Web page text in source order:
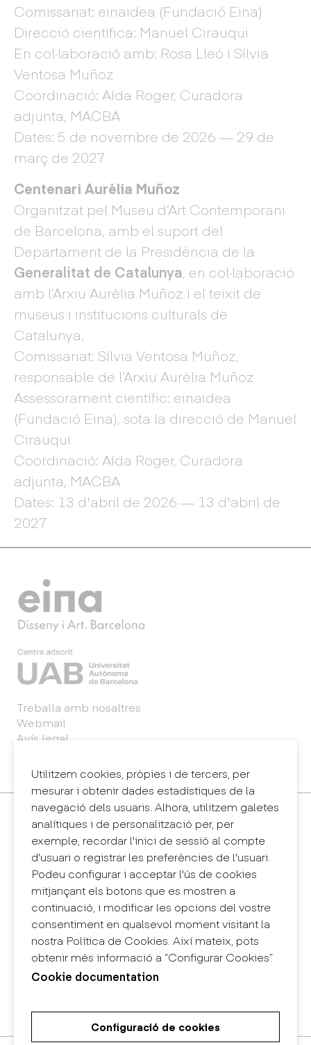
Comissariat: einaidea (Fundació Eina)
Direcció científica: Manuel Cirauqui
En col·laboració amb: Rosa Lleó i Sílvia
Ventosa Muñoz
Coordinació: Aída Roger, Curadora
adjunta, MACBA
Dates: 5 de novembre de 2026 — 29 de
març de 2027
Centenari Aurèlia Muñoz
Organitzat pel Museu d’Art Contemporani
de Barcelona, amb el suport del
Departament de la Presidència de la
Generalitat de Catalunya, en col·laboració
amb l’Arxiu Aurèlia Muñoz i el teixit de
museus i institucions culturals de
Catalunya.
Comissariat: Sílvia Ventosa Muñoz,
responsable de l’Arxiu Aurèlia Muñoz
Assessorament científic: einaidea
(Fundació Eina), sota la direcció de Manuel
Cirauqui
Coordinació: Aída Roger, Curadora
adjunta, MACBA
Dates: 13 d'abril de 2026 — 13 d'abril de
2027
Utilitzem cookies, pròpies i de tercers, per
mesurar i obtenir dades estadístiques de la
navegació dels usuaris. Alhora, utilitzem galetes
analítiques i de personalització per, per
exemple, recordar l'inici de sessió al compte
d'usuari o registrar les preferències de l'usuari.
Podeu configurar i acceptar l'ús de cookies
mitjançant els botons que es mostren a
continuació, i modificar les opcions del vostre
consentiment en qualsevol moment visitant la
nostra Política de Cookies. Així mateix, pots
obtenir més informació a “Configurar Cookies”.
Cookie documentation
Configuració de cookies
Treballa amb nosaltres
Webmail
Avís legal
Sintema intern d'informació (canal de denúncies)
Contacte
+34 932 030 923
info@eina.cat
Eina Sentmenat
Passeig Santa Eulàlia, 25
08017 Barcelona
+34 672 31 86 57
Eina Bosc
Carrer del Bosc, 2
+34 675 78 48 03